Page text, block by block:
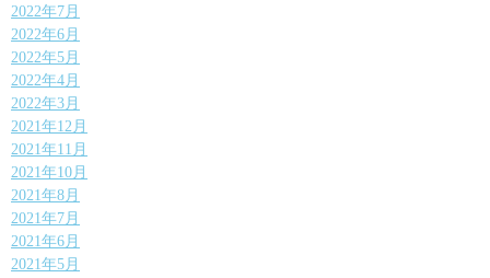
2022年7月
2022年6月
2022年5月
2022年4月
2022年3月
2021年12月
2021年11月
2021年10月
2021年8月
2021年7月
2021年6月
2021年5月